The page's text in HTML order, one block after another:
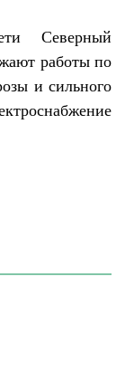
Северный
работы по
и сильного